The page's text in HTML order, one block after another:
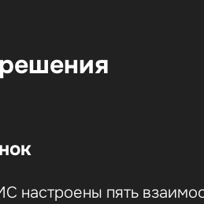
настроены пять